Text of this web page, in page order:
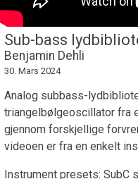
Sub-bass
Benjamin Dehli
30. Mars 2024
Analog subbass-
triangelbølgeoscillator fra
gjennom forskjellige
videoen er fra en enkelt
Instrument presets: SubC